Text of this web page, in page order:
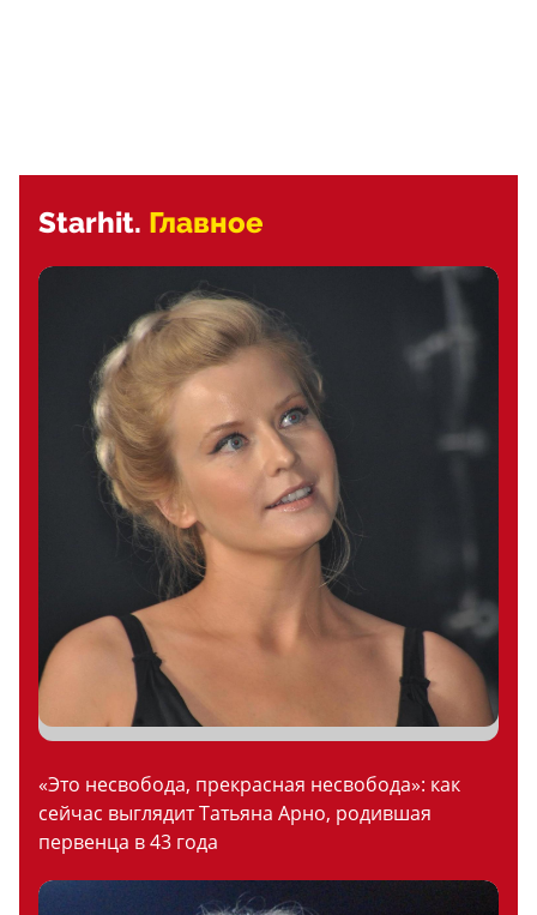
Starhit. Главное
«Это несвобода, прекрасная несвобода»: как
сейчас выглядит Татьяна Арно, родившая
первенца в 43 года